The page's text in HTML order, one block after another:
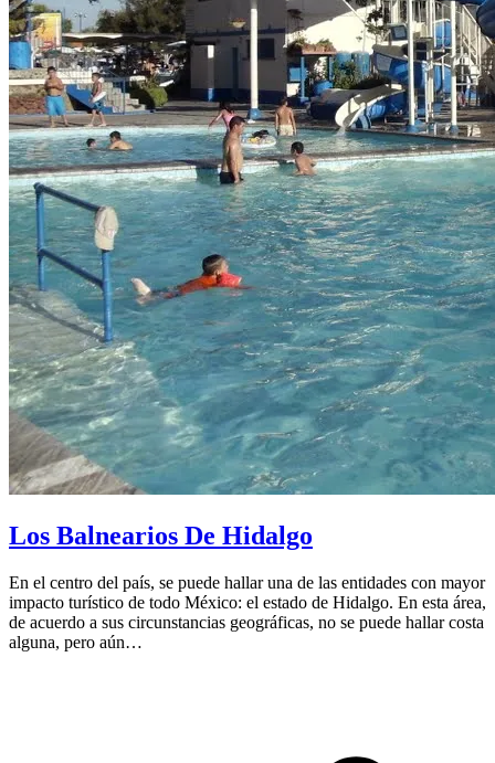
Los Balnearios De Hidalgo
En el centro del país, se puede hallar una de las entidades con mayor
impacto turístico de todo México: el estado de Hidalgo. En esta área,
de acuerdo a sus circunstancias geográficas, no se puede hallar costa
alguna, pero aún…